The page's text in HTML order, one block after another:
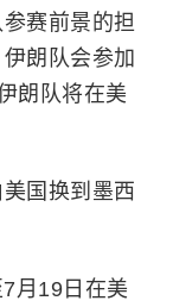
赛前景的担
朗队会参加
朗队将在美
国换到墨西
月19日在美